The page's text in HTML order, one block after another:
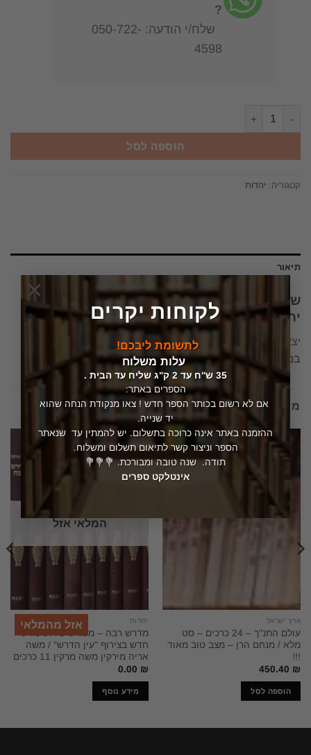
לקוחות יקרים
לתשומת ליבכם!
עלות משלוח
35 ש"ח עד 2 ק"ג שליח עד הבית .
הספרים באתר:
אם לא רשום בכותר הספר חדש ! צאו מנקודת הנחה שהוא
יד שנייה.
ההזמנה באתר אינה כרוכה בתשלום. יש להמתין עד שנאתר
הספר וניצור קשר לתיאום תשלום ומשלוח.
תודה. שנה טובה ומבורכת. 💐💐💐
אינטלקט ספרים
×
?
שלח/י הודעה: 050-722-
4598
כמות של שפע טל : עיונים במחשבת ישראל ובתרבות יהודית
הוספה לסל
קטגוריה: יהדות
תיאור
שפע טל : עיונים במחשבת ישראל ובתרבות
יהודית מוגשיםלברכה זק
יצא לאור ע"י
הוצאת הוצאת הספרים של אוניברסיטת בן-גוריון
בנגב
, בשנת2004
,
מוצרים קשורים
ארץ ישראל
עולם התנ"ך – 24 כרכים – סט
מלא / מנחם הרן – מצב טוב מאוד
!!!
450.40 ₪
הוספה לסל
המלאי אזל
אזל מהמלאי יהדות
מדרש רבה – מפורש פירוש מדעי
חדש בצירוף "עין הדרש" / משה
אריה מירקין משה מרקין 11 כרכים
0.00 ₪
מידע נוסף